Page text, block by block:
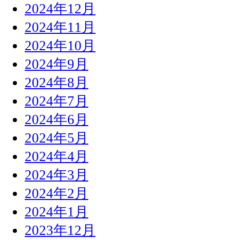
2024年12月
2024年11月
2024年10月
2024年9月
2024年8月
2024年7月
2024年6月
2024年5月
2024年4月
2024年3月
2024年2月
2024年1月
2023年12月